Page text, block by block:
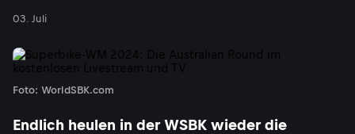
03. Juli
Foto: WorldSBK.com
Endlich heulen in der WSBK wieder die